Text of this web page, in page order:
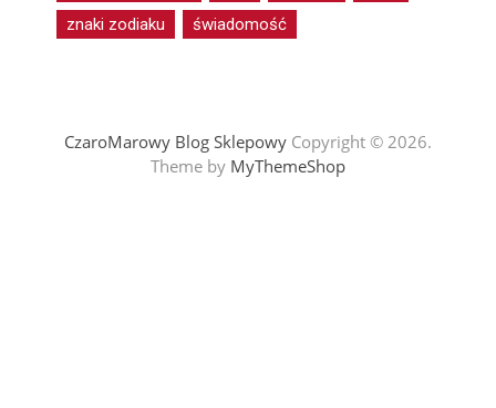
znaki zodiaku
świadomość
CzaroMarowy Blog SklepowyCopyright © 2026.
Theme by MyThemeShop